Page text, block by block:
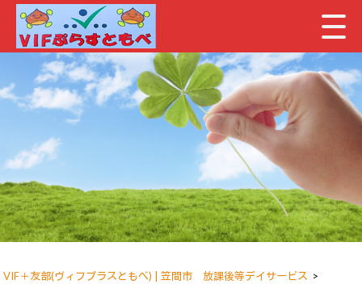
VIF＋友部(ヴィフプラスともべ) | 笠間市 放課後等デイサービス >